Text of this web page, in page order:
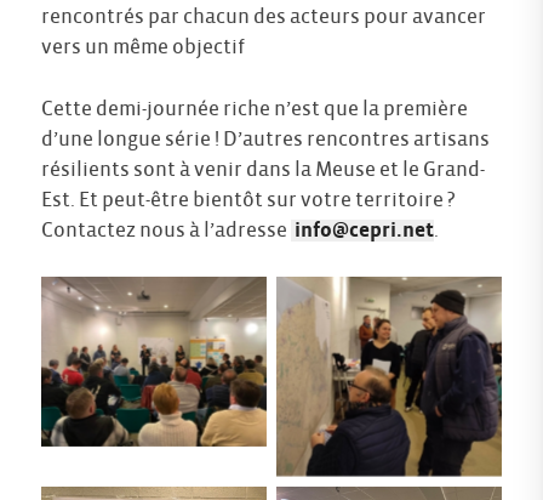
rencontrés par chacun des acteurs pour avancer
vers un même objectif
Cette demi-journée riche n’est que la première
d’une longue série ! D’autres rencontres artisans
résilients sont à venir dans la Meuse et le Grand-
Est. Et peut-être bientôt sur votre territoire ?
Contactez nous à l’adresse info@cepri.net.
Aucune légende
Aucune légende